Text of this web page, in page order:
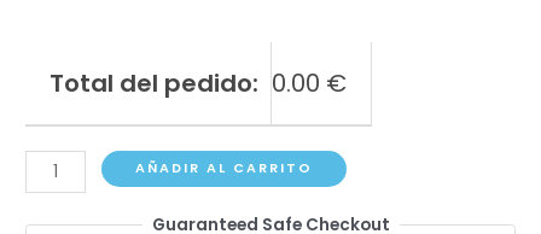
Total del pedido: 0.00 €
Samsung
Galaxy
Z
AÑADIR AL CARRITO
Guaranteed Safe Checkout